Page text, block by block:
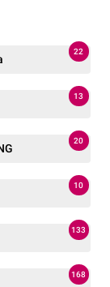
22
13
20
10
133
168